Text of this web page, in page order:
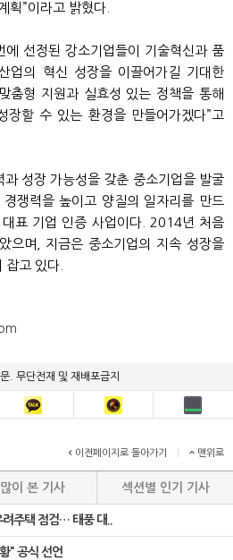
획”이라고 밝혔다.
에 선정된 강소기업들이 기술혁신과 품
업의 혁신 성장을 이끌어가길 기대한
춤형 지원과 실효성 있는 정책을 통해
장할 수 있는 환경을 만들어가겠다”고
과 성장 가능성을 갖춘 중소기업을 발굴
쟁력을 높이고 양질의 일자리를 만드
표 기업 인증 사업이다. 2014년 처음
으며, 지금은 중소기업의 지속 성장을
잡고 있다.
. 무단전재 및 재배포금지
이전페이지로 돌아가기 맨위로
많이 본 기사 섹션별 인기 기사
주택 점검… 태풍 대..
" 공식 선언